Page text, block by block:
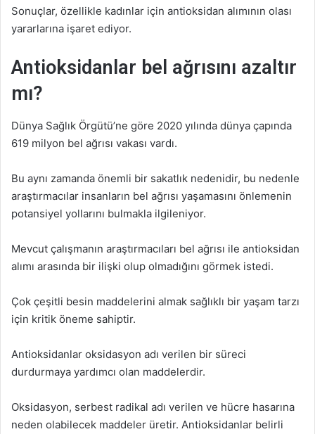
Sonuçlar, özellikle kadınlar için antioksidan alımının olası
yararlarına işaret ediyor.
Antioksidanlar bel ağrısını azaltır
mı?
Dünya Sağlık Örgütü’ne göre 2020 yılında dünya çapında
619 milyon bel ağrısı vakası vardı.
Bu aynı zamanda önemli bir sakatlık nedenidir, bu nedenle
araştırmacılar insanların bel ağrısı yaşamasını önlemenin
potansiyel yollarını bulmakla ilgileniyor.
Mevcut çalışmanın araştırmacıları bel ağrısı ile antioksidan
alımı arasında bir ilişki olup olmadığını görmek istedi.
Çok çeşitli besin maddelerini almak sağlıklı bir yaşam tarzı
için kritik öneme sahiptir.
Antioksidanlar oksidasyon adı verilen bir süreci
durdurmaya yardımcı olan maddelerdir.
Oksidasyon, serbest radikal adı verilen ve hücre hasarına
neden olabilecek maddeler üretir. Antioksidanlar belirli